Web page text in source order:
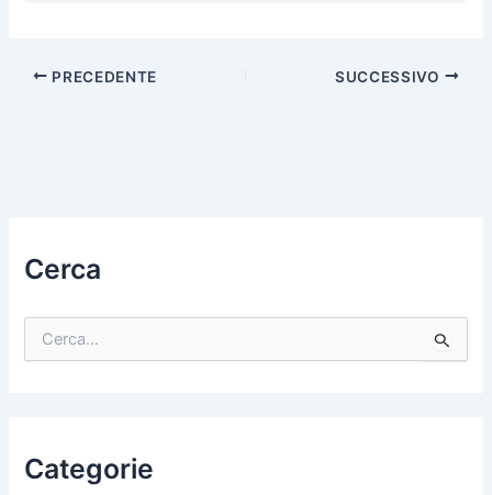
PRECEDENTE SUCCESSIVO
Cerca
Categorie